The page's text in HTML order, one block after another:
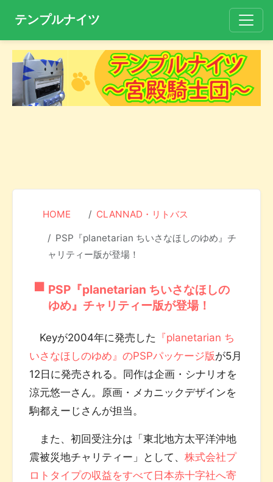
テンプルナイツ
HOME CLANNAD・リトバス
PSP『planetarian ちいさなほしのゆめ』チ
ャリティー版が登場！
PSP『planetarian ちいさなほしの
ゆめ』チャリティー版が登場！
Keyが2004年に発売した 『planetarian ち
いさなほしのゆめ』のPSPパッケージ版が5月
12日に発売される。同作は企画・シナリオを
涼元悠一さん。原画・メカニックデザインを
駒都えーじさんが担当。
また、初回受注分は「東北地方太平洋沖地
震被災地チャリティー」として、株式会社プ
ロトタイプの収益をすべて日本赤十字社へ寄